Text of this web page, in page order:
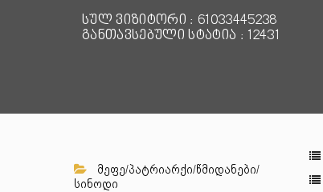
სულ ვიზიტორი : 61033445238
განთავსებული სტატია : 12431
მეფე/პატრიარქი/წმიდანები/
სინოდი